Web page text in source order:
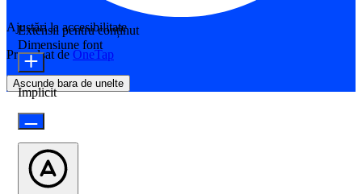
Ajustări la accesibilitate
Propulsat de OneTap
Ascunde bara de unelte
Extensii pentru conținut
Dimensiune font
Implicit